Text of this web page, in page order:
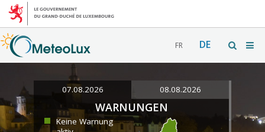
FR DE
07.08.2026 08.08.2026
WARNUNGEN
Keine Warnung